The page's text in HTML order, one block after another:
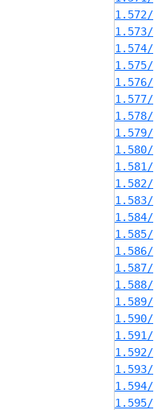
1.572/
1.573/
1.574/
1.575/
1.576/
1.577/
1.578/
1.579/
1.580/
1.581/
1.582/
1.583/
1.584/
1.585/
1.586/
1.587/
1.588/
1.589/
1.590/
1.591/
1.592/
1.593/
1.594/
1.595/